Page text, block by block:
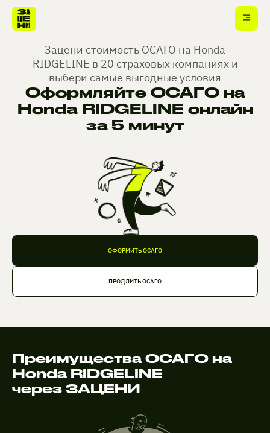
Зацени стоимость ОСАГО на Honda
RIDGELINE в 20 страховых компаниях и
выбери самые выгодные условия
Оформляйте ОСАГО на
Honda RIDGELINE онлайн
за 5 минут
ОФОРМИТЬ ОСАГО
ПРОДЛИТЬ ОСАГО
Преимущества ОСАГО на
Honda RIDGELINE
через ЗАЦЕНИ